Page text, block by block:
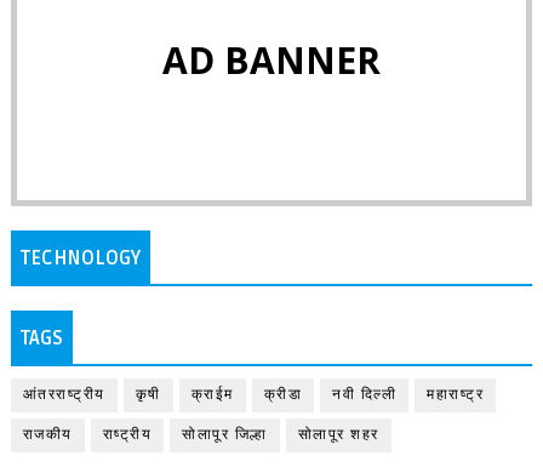
AD BANNER
TECHNOLOGY
TAGS
आंतरराष्ट्रीय कृषी क्राईम क्रीडा नवी दिल्ली महाराष्ट्र
राजकीय राष्ट्रीय सोलापूर जिल्हा सोलापूर शहर